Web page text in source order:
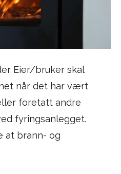
Eier/bruker skal
når det har vært
foretatt andre
fyringsanlegget.
at brann- og